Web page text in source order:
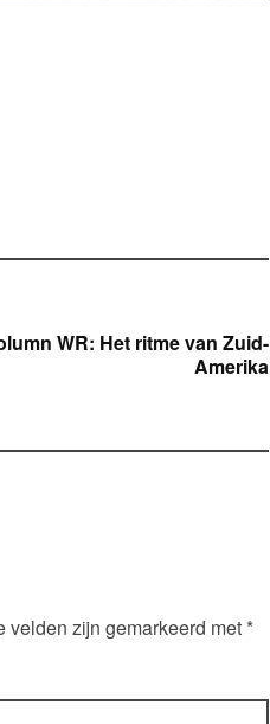
WR: Het ritme van Zuid-
Amerika
velden zijn gemarkeerd met *